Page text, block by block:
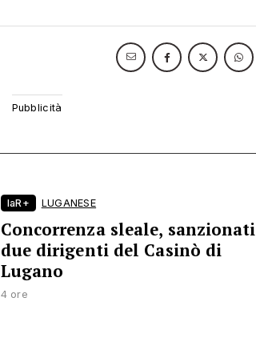
laR+ LUGANESE
Concorrenza sleale, sanzionati
due dirigenti del Casinò di
Lugano
4 ore